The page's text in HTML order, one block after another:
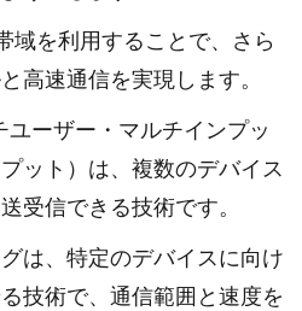
域を利用することで、さら
高速通信を実現します。
ユーザー・マルチインプッ
ット）は、複数のデバイス
受信できる技術です。
は、特定のデバイスに向け
技術で、通信範囲と速度を